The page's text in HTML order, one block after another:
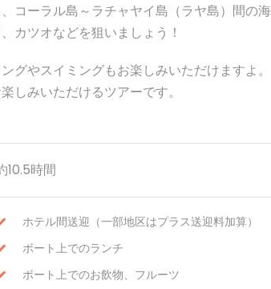
コーラル島～ラチャヤイ島（ラヤ島）間の
カツオなどを狙いましょう！
グやスイミングもお楽しみいただけますよ。
しみいただけるツアーです。
10.5時間
ホテル間送迎（一部地区はプラス送迎料加算）
ボート上でのランチ
ボート上でのお飲物、フルーツ